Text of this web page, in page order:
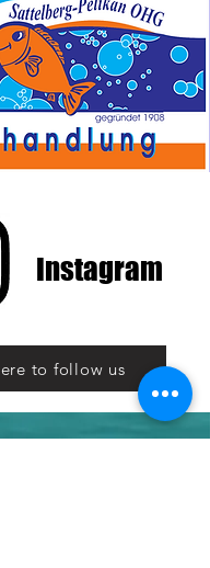
Instagram
to follow us